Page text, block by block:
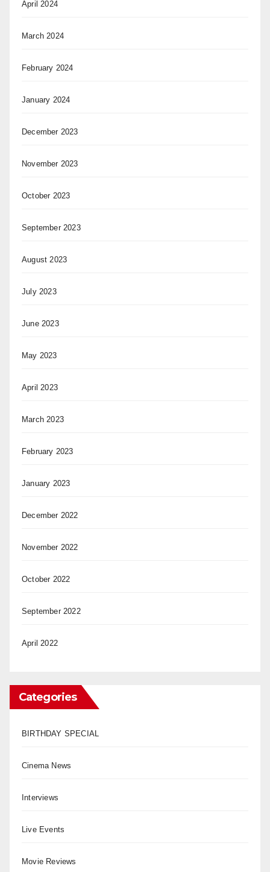
April 2024
March 2024
February 2024
January 2024
December 2023
November 2023
October 2023
September 2023
August 2023
July 2023
June 2023
May 2023
April 2023
March 2023
February 2023
January 2023
December 2022
November 2022
October 2022
September 2022
April 2022
Categories
BIRTHDAY SPECIAL
Cinema News
Interviews
Live Events
Movie Reviews